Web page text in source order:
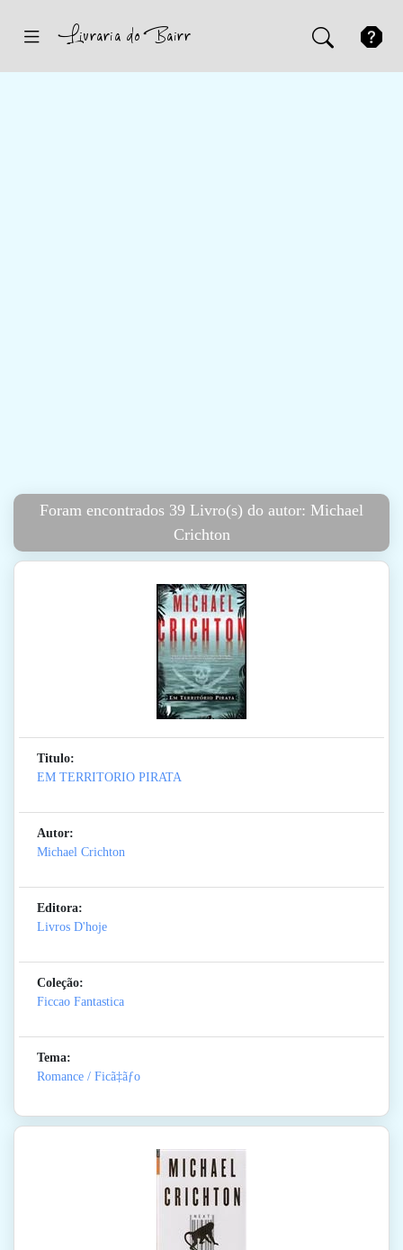
Foram encontrados 39 Livro(s) do autor: Michael
Crichton
Titulo:
EM TERRITORIO PIRATA
Autor:
Michael Crichton
Editora:
Livros D'hoje
Coleção:
Ficcao Fantastica
Tema:
Romance / Ficã‡ãƒo